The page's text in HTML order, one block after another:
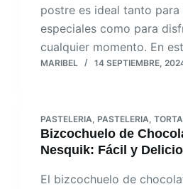
postre es ideal tanto para
especiales como para
cualquier momento. En
MARIBEL 14 SEPTIEMBRE,
PASTELERIA, PASTELERIA,
Bizcochuelo de
Nesquik: Fácil y
El bizcochuelo de